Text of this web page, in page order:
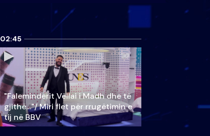
02:45
"Faleminderit Vëllai i Madh dhe të
gjithë…"/ Miri flet për rrugëtimin e
tij në BBV